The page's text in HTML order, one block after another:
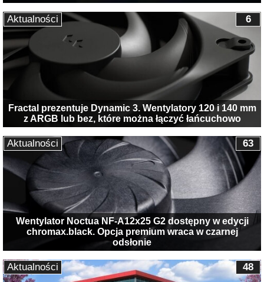
Fractal prezentuje Dynamic 3. Wentylatory 120 i 140 mm
z ARGB lub bez, które można łączyć łańcuchowo
6
Aktualności
Wentylator Noctua NF-A12x25 G2 dostępny w edycji
chromax.black. Opcja premium wraca w czarnej
odsłonie
63
Aktualności
48
Aktualności